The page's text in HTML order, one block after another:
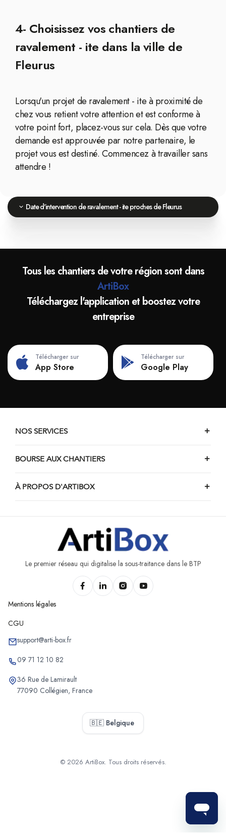
4- Choisissez vos chantiers de
ravalement - ite dans la ville de
Fleurus
Lorsqu'un projet de ravalement - ite à proximité de
chez vous retient votre attention et est conforme à
votre point fort, placez-vous sur cela. Dès que votre
demande est approuvée par notre partenaire, le
projet vous est destiné. Commencez à travailler sans
attendre !
Date d'intervention de ravalement - ite proches de Fleurus
Tous les chantiers de votre région sont dans
ArtiBox
Téléchargez l'application et boostez votre
entreprise
Télécharger sur
App Store
Télécharger sur
Google Play
NOS SERVICES
BOURSE AUX CHANTIERS
À PROPOS D'ARTIBOX
Le premier réseau qui digitalise la sous-traitance dans le BTP
Mentions légales
CGU
support@arti-box.fr
09 71 12 10 82
36 Rue de Lamirault
77090 Collégien, France
🇧🇪 Belgique
© 2026 ArtiBox. Tous droits réservés.